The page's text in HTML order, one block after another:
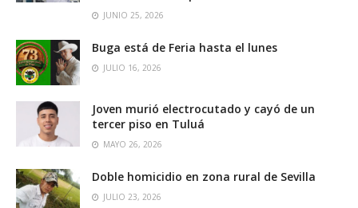
JUNIO 25, 2026
Buga está de Feria hasta el lunes
JULIO 16, 2026
Joven murió electrocutado y cayó de un
tercer piso en Tuluá
MAYO 26, 2026
Doble homicidio en zona rural de Sevilla
JULIO 23, 2026